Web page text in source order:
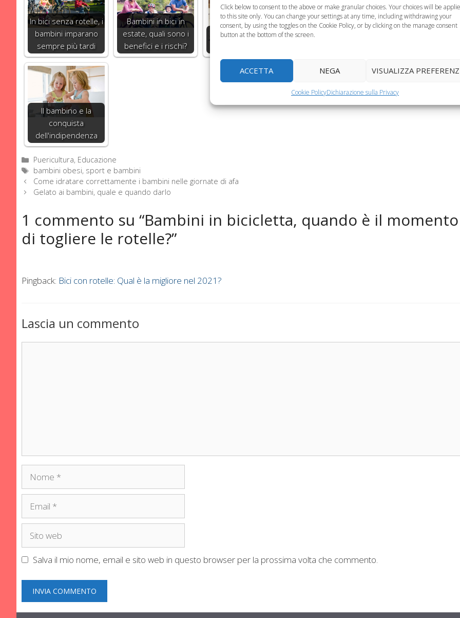
Click below to consent to the above or make granular choices. Your choices will be
to this site only. You can change your settings at any time, including withdrawing your
consent, by using the toggles on the Cookie Policy, or by clicking on the manage consent
button at the bottom of the screen.
ACCETTA NEGA VISUALIZZA
Cookie PolicyDichiarazione sulla Privacy
In bici senza rotelle, i
bambini imparano
sempre più tardi
Bambini in bici in
estate, quali sono i
benefici e i rischi?
Quando cominciare
Togliere il pannolino
ai bambini, l’80% dei
Come togliere il
ciuccio, piccoli
Il bambino e la
conquista
dell'indipendenza
Categorie
Puericultura, Educazione
Tag
bambini obesi, sport e bambini
Come idratare correttamente i bambini nelle giornate di afa
Gelato ai bambini, quale e quando darlo
1 commento su “Bambini in bicicletta, quando è il momento
di togliere le rotelle?”
Pingback: Bici con rotelle: Qual è la migliore nel 2021?
Lascia un commento
Nome
Email
Sito
Salva il mio nome, email e sito web in questo browser per la prossima volta che commento.